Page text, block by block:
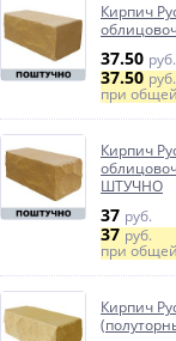
Кирпич
37.50 руб.
37.50руб.
при
Кирпич
ШТУЧНО
37 руб.
37руб.
при
Кирпич